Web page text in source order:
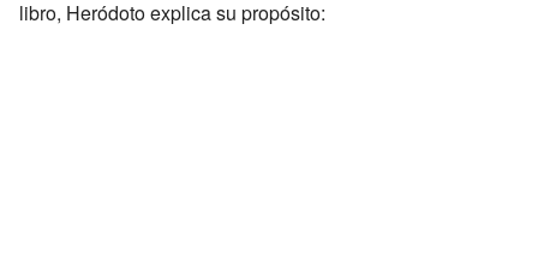
libro, Heródoto explica su propósito: